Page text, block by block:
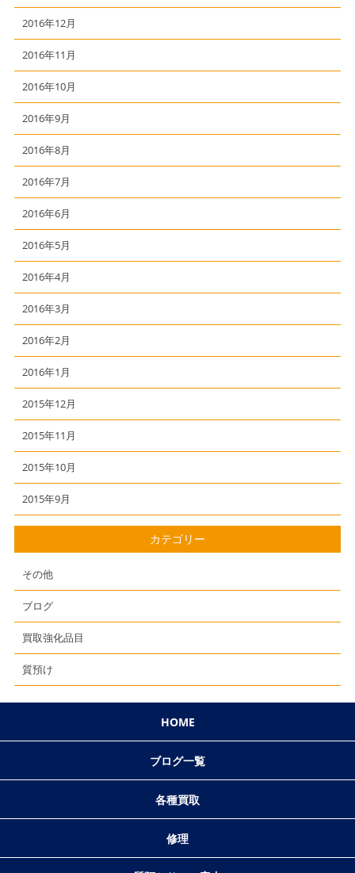
2016年12月
2016年11月
2016年10月
2016年9月
2016年8月
2016年7月
2016年6月
2016年5月
2016年4月
2016年3月
2016年2月
2016年1月
2015年12月
2015年11月
2015年10月
2015年9月
カテゴリー
その他
ブログ
買取強化品目
質預け
HOME
ブログ一覧
各種買取
修理